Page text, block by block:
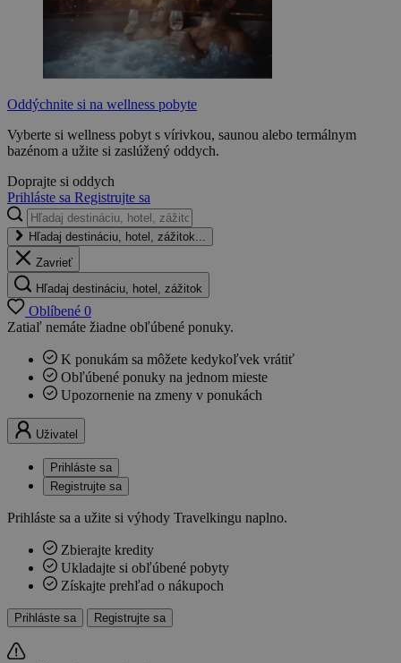
Oddýchnite si na wellness pobyte
Vyberte si wellness pobyt s vírivkou, saunou alebo termálnym
bazénom a užite si zaslúžený oddych.
Doprajte si oddych
Prihláste sa Registrujte sa
Hľadaj destináciu, hotel, zážitok...
Zavrieť
Hľadaj destináciu, hotel, zážitok
Oblíbené 0
Zatiaľ nemáte žiadne obľúbené ponuky.
K ponukám sa môžete kedykoľvek vrátiť
Obľúbené ponuky na jednom mieste
Upozornenie na zmeny v ponukách
Uživatel
Prihláste sa
Registrujte sa
Prihláste sa a užite si výhody Travelkingu naplno.
Zbierajte kredity
Ukladajte si obľúbené pobyty
Získajte prehľad o nákupoch
Prihláste sa Registrujte sa